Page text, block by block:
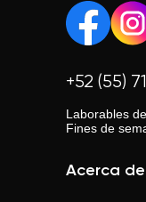
+52 (55)
Laborables
Fines de
Acerca